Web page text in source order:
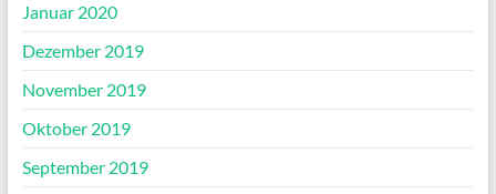
Januar 2020
Dezember 2019
November 2019
Oktober 2019
September 2019